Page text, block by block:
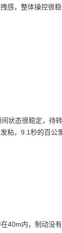
感，整体操控很稳
状态很稳定，待
粘，9.1秒的百公
40m内，制动没有